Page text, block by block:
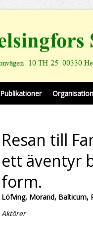
Publikationer Organisation
Resan till
ett äventyr
form.
Löfving, Morand, Balticum,
Aktörer